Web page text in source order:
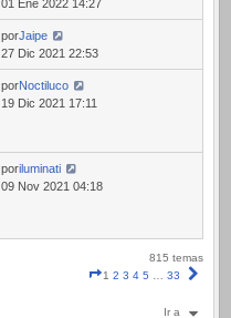
01 Ene 2022 14:27
porJaipe
27 Dic 2021 22:53
porNoctiluco
19 Dic 2021 17:11
poriluminati
09 Nov 2021 04:18
815 temas
Página
1 2 3 4 5 … 33
Ir a